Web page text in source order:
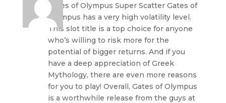
Gates of Olympus Super Scatter Gates of
Olympus has a very high volatility level.
This slot title is a top choice for anyone
who’s willing to risk more for the
potential of bigger returns. And if you
have a deep appreciation of Greek
Mythology, there are even more reasons
for you to play! Overall, Gates of Olympus
is a worthwhile release from the guys at